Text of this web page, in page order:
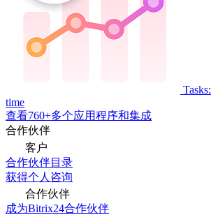
time
查看760+多个应用程序和集成
合作伙伴
客户
合作伙伴目录
获得个人咨询
合作伙伴
成为Bitrix24合作伙伴